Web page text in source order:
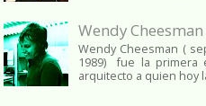
Wendy
Wendy Cheesman (
1989) fue la primera
arquitecto a quien hoy